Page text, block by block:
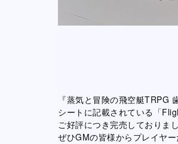
『蒸気と冒険の飛空艇TRPG
シートに記載されている「
ご好評につき完売しておりま
ぜひGMの皆様からプレイヤ